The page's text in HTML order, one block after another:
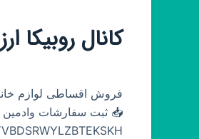
کانال روبیکا